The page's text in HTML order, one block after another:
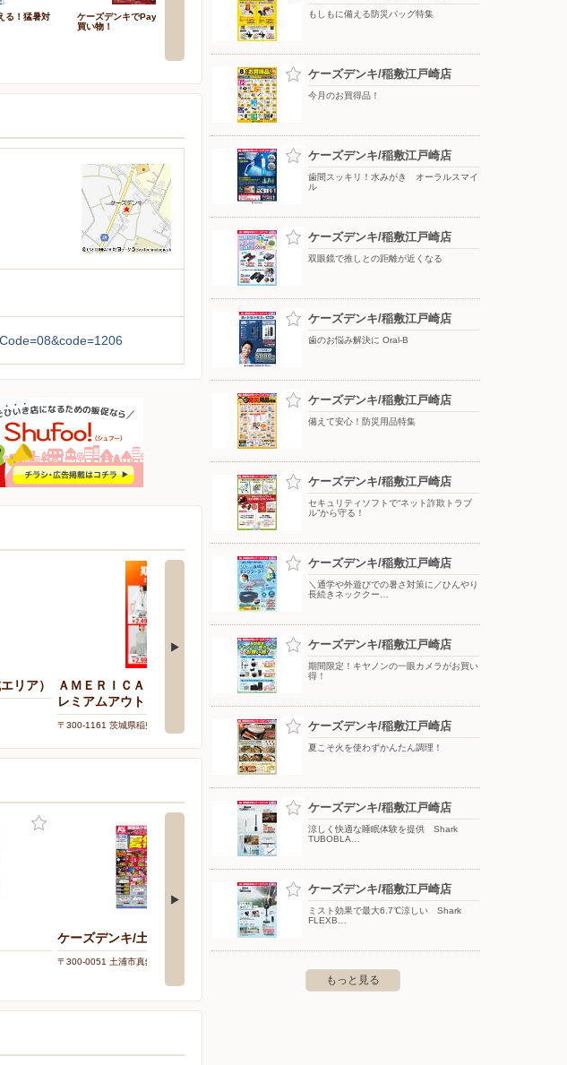
る！猛暑対
ケーズデンキでPayPay使ってお
買い物！
熱中症リスクをアラーム音でお知
らせ
魔法瓶構造で持ち運ぶ氷のう ア
リア）
ＡＭＥＲＩＣＡＮ ＨＯＬＩＣ あみプ
レミアムアウトレット
〒300-1161 茨城県稲敷郡阿見町よしわら4-1-1 あみプレ
ケーズデンキ/稲敷店
〒300-0726 茨城県稲敷市西代字東田1495
ケーズデンキ/土浦真鍋店
〒300-0051 土浦市真鍋1-1083-1他
もしもに備える防災バッグ特集
ケーズデンキ/稲敷江戸崎店
今月のお買得品！
ケーズデンキ/稲敷江戸崎店
歯間スッキリ！水みがき オーラルスマイ
ル
ケーズデンキ/稲敷江戸崎店
双眼鏡で推しとの距離が近くなる
ケーズデンキ/稲敷江戸崎店
歯のお悩み解決に Oral-B
ケーズデンキ/稲敷江戸崎店
備えて安心！防災用品特集
ケーズデンキ/稲敷江戸崎店
セキュリティソフトで“ネット詐欺トラブ
ル”から守る！
ケーズデンキ/稲敷江戸崎店
＼通学や外遊びでの暑さ対策に／ひんやり
長続きネッククー…
ケーズデンキ/稲敷江戸崎店
期間限定！キヤノンの一眼カメラがお買い
得！
ケーズデンキ/稲敷江戸崎店
夏こそ火を使わずかんたん調理！
ケーズデンキ/稲敷江戸崎店
涼しく快適な睡眠体験を提供 Shark
TUBOBLA…
ケーズデンキ/稲敷江戸崎店
ミスト効果で最大6.7℃涼しい Shark
FLEXB…
もっと見る